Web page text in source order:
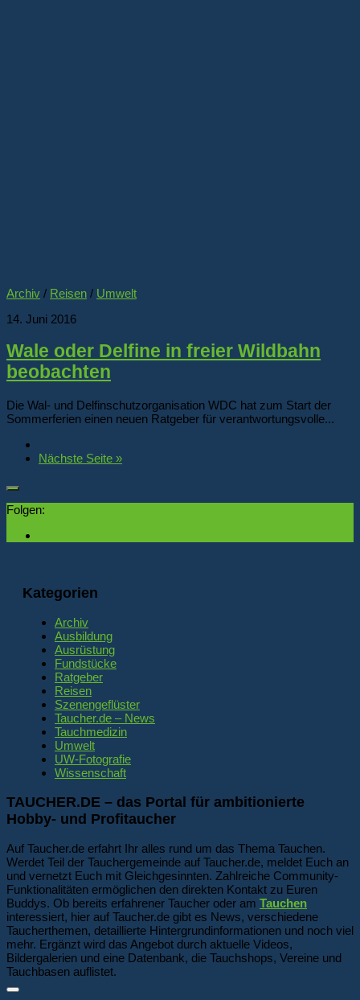
Archiv / Reisen / Umwelt
14. Juni 2016
Wale oder Delfine in freier Wildbahn
beobachten
Die Wal- und Delfinschutzorganisation WDC hat zum Start der
Sommerferien einen neuen Ratgeber für verantwortungsvolle...
Nächste Seite »
Folgen:
Kategorien
Archiv
Ausbildung
Ausrüstung
Fundstücke
Ratgeber
Reisen
Szenengeflüster
Taucher.de – News
Tauchmedizin
Umwelt
UW-Fotografie
Wissenschaft
TAUCHER.DE – das Portal für ambitionierte
Hobby- und Profitaucher
Auf Taucher.de erfahrt Ihr alles rund um das Thema Tauchen.
Werdet Teil der Tauchergemeinde auf Taucher.de, meldet Euch an
und vernetzt Euch mit Gleichgesinnten. Zahlreiche Community-
Funktionalitäten ermöglichen den direkten Kontakt zu Euren
Buddys. Ob bereits erfahrener Taucher oder am Tauchen
interessiert, hier auf Taucher.de gibt es News, verschiedene
Taucherthemen, detaillierte Hintergrundinformationen und noch viel
mehr. Ergänzt wird das Angebot durch aktuelle Videos,
Bildergalerien und eine Datenbank, die Tauchshops, Vereine und
Tauchbasen auflistet.